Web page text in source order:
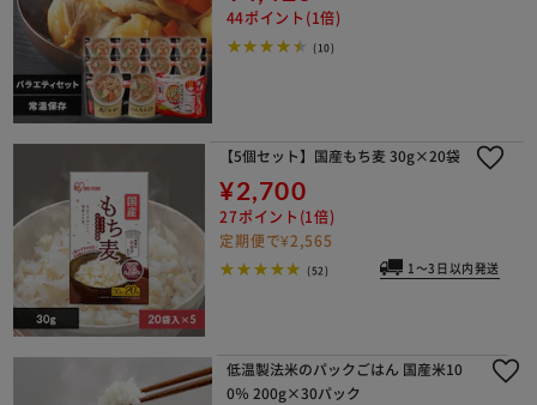
44ポイント(1倍)
(10)
【5個セット】国産もち麦 30g×20袋
¥2,700
27ポイント(1倍)
定期便で¥2,565
(52) 1～3日以内発送
低温製法米のパックごはん 国産米10
0％ 200g×30パック